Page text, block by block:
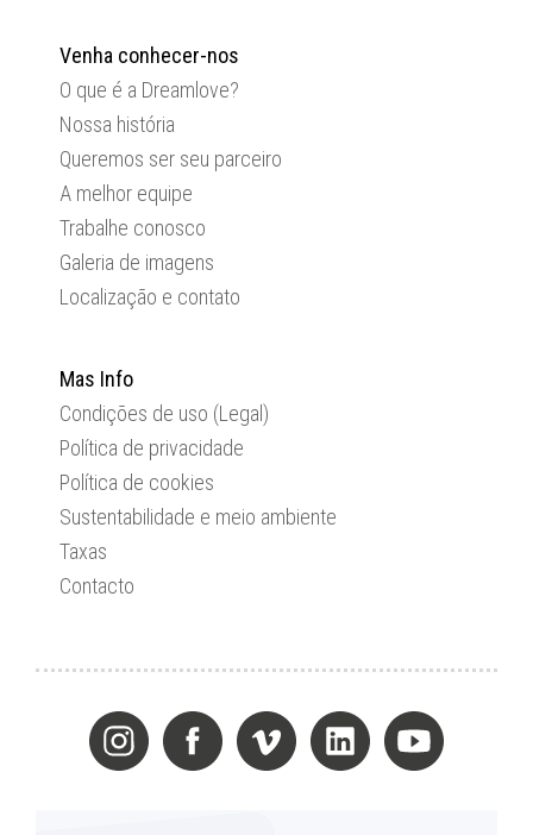
Venha conhecer-nos
O que é a Dreamlove?
Nossa história
Queremos ser seu parceiro
A melhor equipe
Trabalhe conosco
Galeria de imagens
Localização e contato
Mas Info
Condições de uso (Legal)
Política de privacidade
Política de cookies
Sustentabilidade e meio ambiente
Taxas
Contacto